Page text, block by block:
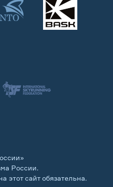
России.
этот сайт обязательна.